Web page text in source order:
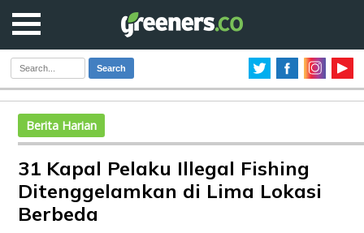
Search
Berita Harian
31 Kapal Pelaku Illegal Fishing
Ditenggelamkan di Lima Lokasi
Berbeda